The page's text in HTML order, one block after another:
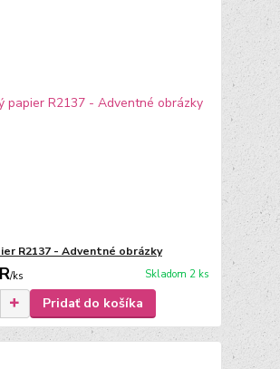
R2137 - Adventné obrázky
/ks Skladom 2 ks
Pridať do košíka